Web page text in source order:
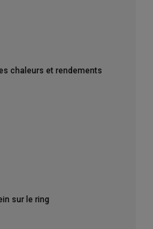
chaleurs et rendements
sur le ring